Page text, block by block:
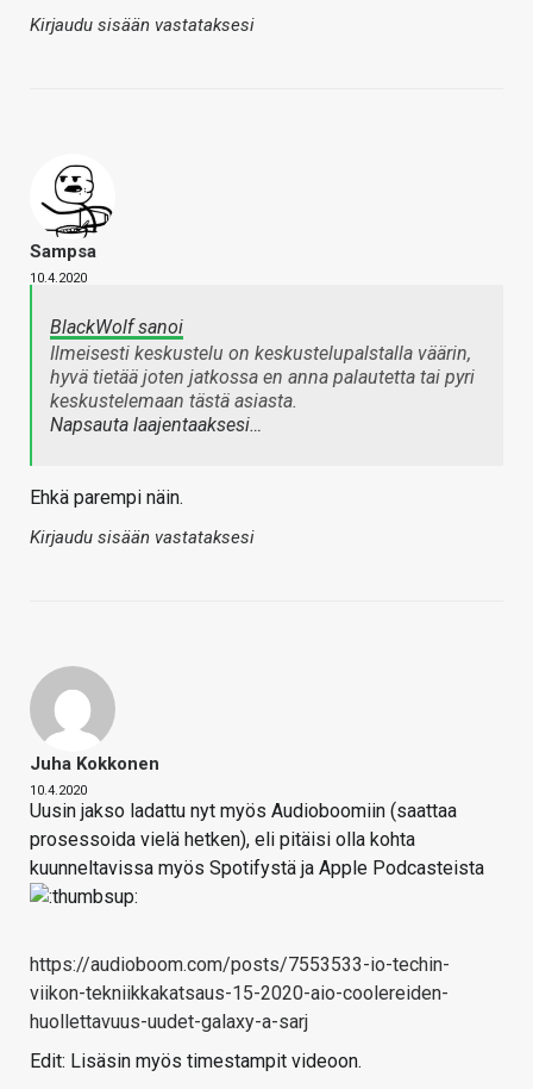
Kirjaudu sisään vastataksesi
Sampsa
10.4.2020
BlackWolf sanoi
Ilmeisesti keskustelu on keskustelupalstalla väärin,
hyvä tietää joten jatkossa en anna palautetta tai pyri
keskustelemaan tästä asiasta.
Napsauta laajentaaksesi…
Ehkä parempi näin.
Kirjaudu sisään vastataksesi
Juha Kokkonen
10.4.2020
Uusin jakso ladattu nyt myös Audioboomiin (saattaa
prosessoida vielä hetken), eli pitäisi olla kohta
kuunneltavissa myös Spotifystä ja Apple Podcasteista
https://audioboom.com/posts/7553533-io-techin-
viikon-tekniikkakatsaus-15-2020-aio-coolereiden-
huollettavuus-uudet-galaxy-a-sarj
Edit: Lisäsin myös timestampit videoon.